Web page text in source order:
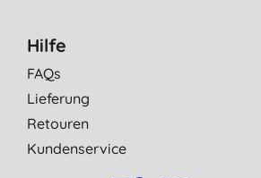
Hilfe
FAQs
Lieferung
Retouren
Kundenservice